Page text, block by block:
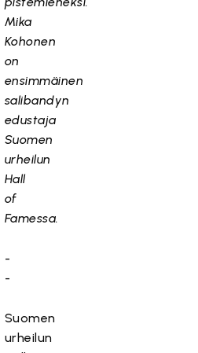
Mika
Kohonen
on
ensimmäinen
salibandyn
edustaja
Suomen
urheilun
Hall
of
Famessa.
-
-
Suomen
urheilun